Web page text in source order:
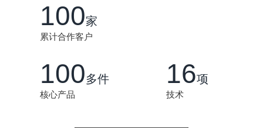
100家
累计合作客户
100多件
核心产品
16项
技术